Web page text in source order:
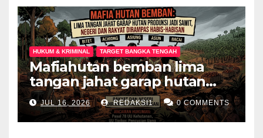
HUKUM & KRIMINAL TARGET BANGKA TENGAH
Mafiahutan bemban lima
tangan jahat garap hutan
produksi jadi perkebunan
sawit negeri dan rakyat
dirampas habis habisan
JUL 16, 2026 REDAKSI1 0 COMMENTS